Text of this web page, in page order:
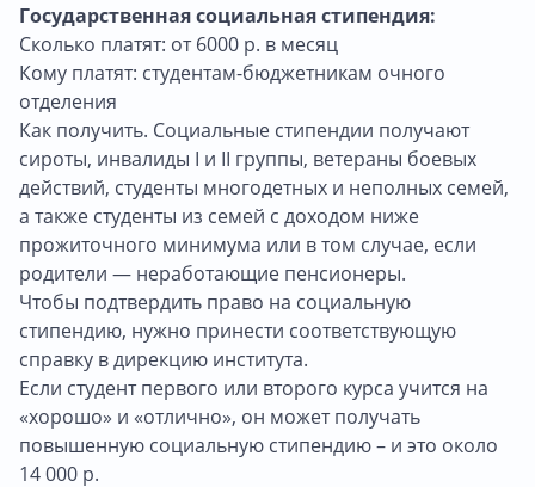
Государственная социальная стипендия:
Сколько платят: от 6000 р. в месяц
Кому платят: студентам-бюджетникам очного
отделения
Как получить. Социальные стипендии получают
сироты, инвалиды I и II группы, ветераны боевых
действий, студенты многодетных и неполных семей,
а также студенты из семей с доходом ниже
прожиточного минимума или в том случае, если
родители — неработающие пенсионеры.
Чтобы подтвердить право на социальную
стипендию, нужно принести соответствующую
справку в дирекцию института.
Если студент первого или второго курса учится на
«хорошо» и «отлично», он может получать
повышенную социальную стипендию – и это около
14 000 р.